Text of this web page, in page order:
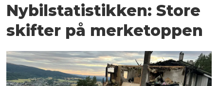
Nybilstatistikken: Store
skifter på merketoppen